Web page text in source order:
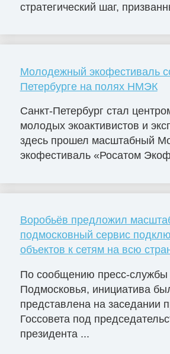
стратегический шаг,
Молодежный экофестиваль
Петербурге на полях НМЭК
Санкт-Петербург стал
молодых экоактивистов и
здесь прошел масштабный
экофестиваль «Росатом
Воробьёв предложил
подмосковный сервис
объектов к сетям на всю
По сообщению пресс-службы
Подмосковья, инициатива
представлена на заседании
Госсовета под
президента ...